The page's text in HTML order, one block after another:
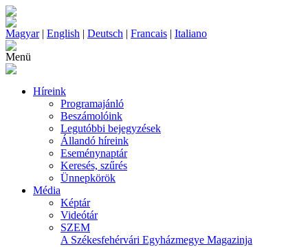
Magyar| English | Deutsch | Francais | Italiano
Menü
Híreink
Programajánló
Beszámolóink
Legutóbbi bejegyzések
Állandó híreink
Eseménynaptár
Keresés, szűrés
Ünnepkörök
Média
Képtár
Videótár
SZEM
A Székesfehérvári Egyházmegye Magazinja